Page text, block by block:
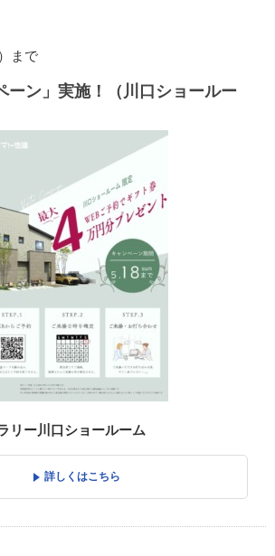
まで
ーン」実施！（川口ショールー
リー川口ショールーム
詳しくはこちら